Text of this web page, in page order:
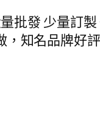
批發 少量
知名品牌好